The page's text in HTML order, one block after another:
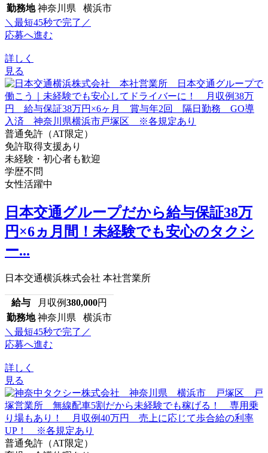
勤務地 神奈川県 横浜市
＼最短45秒で完了／
応募へ進む
詳しく
見る
普通免許（AT限定）
免許取得支援あり
未経験・初心者も歓迎
学歴不問
女性活躍中
日本交通グループだから給与保証38万
円×6ヵ月間！未経験でも安心のタクシ
ー...
日本交通横浜株式会社 本社営業所
給与 月収例380,000円
勤務地 神奈川県 横浜市
＼最短45秒で完了／
応募へ進む
詳しく
見る
普通免許（AT限定）